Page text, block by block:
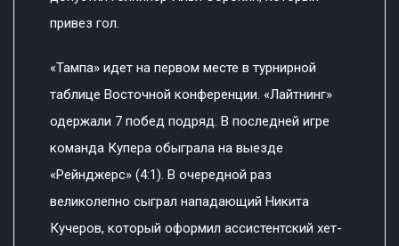
привез гол.
«Тампа» идет на первом месте в турнирной
таблице Восточной конференции. «Лайтнинг»
одержали 7 побед подряд. В последней игре
команда Купера обыграла на выезде
«Рейнджерс» (4:1). В очередной раз
великолепно сыграл нападающий Никита
Кучеров, который оформил ассистентский хет-